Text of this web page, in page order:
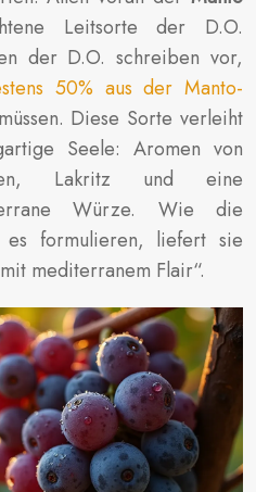
Leitsorte der D.O.
der D.O. schreiben vor,
50% aus der Manto-
Diese Sorte verleiht
Seele: Aromen von
Lakritz und eine
Würze. Wie die
es formulieren, liefert sie
mediterranem Flair“.